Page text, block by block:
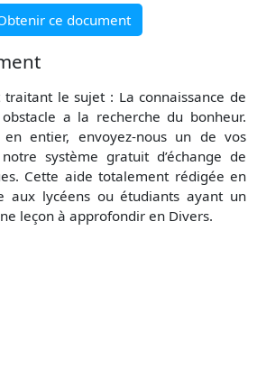
ce document
traitant le sujet : La connaissance de
a la recherche du bonheur.
entier, envoyez-nous un de vos
système gratuit d’échange de
Cette aide totalement rédigée en
aux lycéens ou étudiants ayant un
leçon à approfondir en Divers.